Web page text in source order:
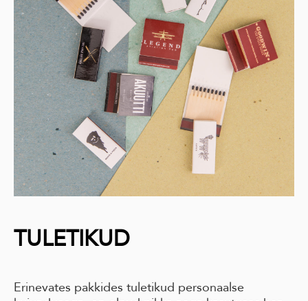
TULETIKUD
Erinevates pakkides tuletikud personaalse